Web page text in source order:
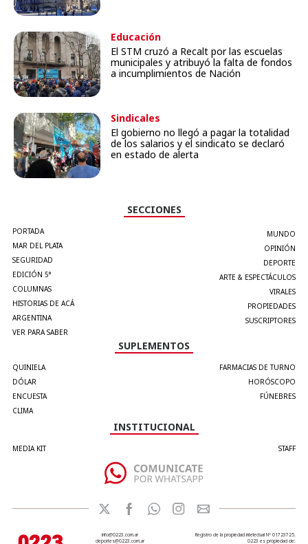
Educación
El STM cruzó a Recalt por las escuelas
municipales y atribuyó la falta de fondos
a incumplimientos de Nación
Sindicales
El gobierno no llegó a pagar la totalidad
de los salarios y el sindicato se declaró
en estado de alerta
SECCIONES
PORTADA
MAR DEL PLATA
SEGURIDAD
EDICIÓN 5°
COLUMNAS
HISTORIAS DE ACÁ
ARGENTINA
VER PARA SABER
MUNDO
OPINIÓN
DEPORTE
ARTE & ESPECTÁCULOS
VIRALES
PROPIEDADES
SUSCRIPTORES
SUPLEMENTOS
QUINIELA
DÓLAR
ENCUESTA
CLIMA
FARMACIAS DE TURNO
HORÓSCOPO
FÚNEBRES
INSTITUCIONAL
MEDIA KIT STAFF
info@0223.com.ar
deportes@0223.com.ar
Registro de la propiedad intelectual Nº 01723725.
0223 es propiedad de: